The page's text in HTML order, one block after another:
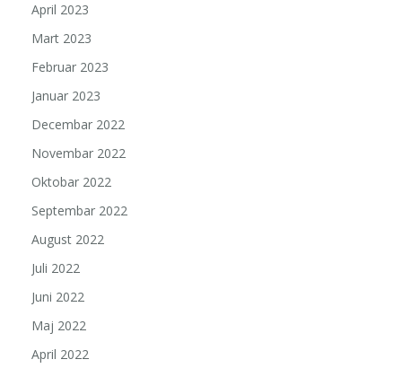
April 2023
Mart 2023
Februar 2023
Januar 2023
Decembar 2022
Novembar 2022
Oktobar 2022
Septembar 2022
August 2022
Juli 2022
Juni 2022
Maj 2022
April 2022